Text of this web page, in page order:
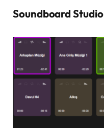
Soundboard Studio